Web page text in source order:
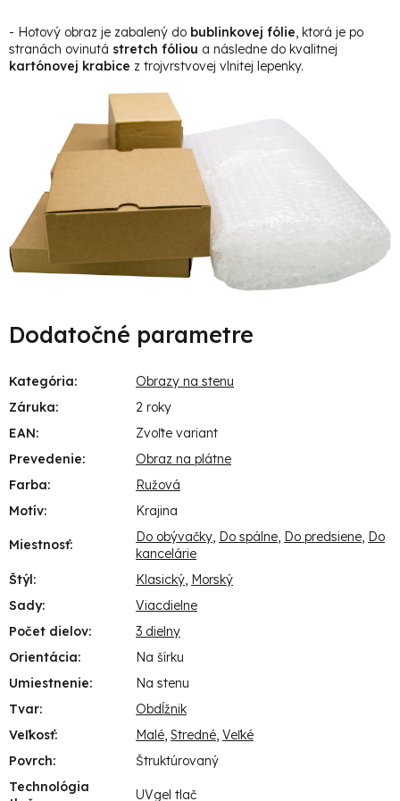
- Hotový obraz je zabalený do bublinkovej fólie, ktorá je po
stranách ovinutá stretch fóliou a následne do kvalitnej
kartónovej krabice z trojvrstvovej vlnitej lepenky.
Dodatočné parametre
Kategória:
Obrazy na stenu
Záruka:
2 roky
EAN:
Zvoľte variant
Prevedenie:
Obraz na plátne
Farba:
Ružová
Motív: Krajina
Miestnosť: Do obývačky, Do spálne, Do predsiene, Do
kancelárie
Štýl: Klasický, Morský
Sady:
Viacdielne
Počet dielov:
3 dielny
Orientácia:
Na šírku
Umiestnenie:
Na stenu
Tvar:
Obdĺžnik
Veľkosť: Malé, Stredné, Veľké
Povrch:
Štruktúrovaný
Technológia
UVgel tlač